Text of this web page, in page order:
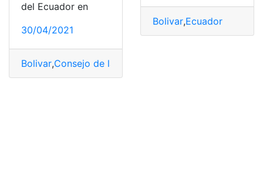
del Ecuador en
30/04/2021
Bolivar,Consejo de la Judicatura
Bolivar,Ecuador